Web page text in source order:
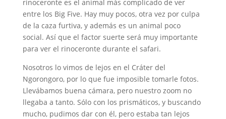
rinoceronte es el animal más complicado de ver
entre los Big Five. Hay muy pocos, otra vez por culpa
de la caza furtiva, y además es un animal poco
social. Así que el factor suerte será muy importante
para ver el rinoceronte durante el safari.
Nosotros lo vimos de lejos en el Cráter del
Ngorongoro, por lo que fue imposible tomarle fotos.
Llevábamos buena cámara, pero nuestro zoom no
llegaba a tanto. Sólo con los prismáticos, y buscando
mucho, pudimos dar con él, pero estaba tan lejos